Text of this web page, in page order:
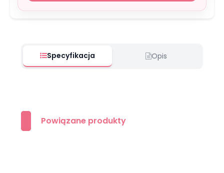
Specyfikacja Opis
Powiązane produkty